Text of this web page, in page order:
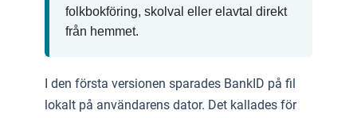
folkbokföring, skolval eller elavtal direkt
från hemmet.
I den första versionen sparades BankID på fil
lokalt på användarens dator. Det kallades för